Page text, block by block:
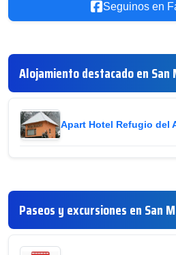
Seguinos en
Alojamiento destacado en
Apart Hotel Refugio del
Paseos y excursiones en San